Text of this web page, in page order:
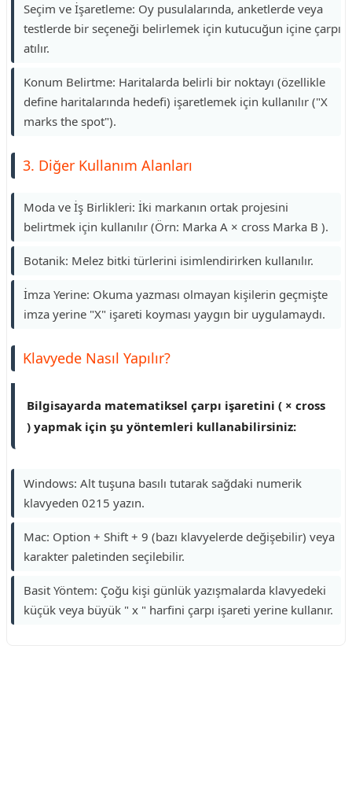
Seçim ve İşaretleme: Oy pusulalarında, anketlerde veya
testlerde bir seçeneği belirlemek için kutucuğun içine çarpı
atılır.
Konum Belirtme: Haritalarda belirli bir noktayı (özellikle
define haritalarında hedefi) işaretlemek için kullanılır ("X
marks the spot").
3. Diğer Kullanım Alanları
Moda ve İş Birlikleri: İki markanın ortak projesini
belirtmek için kullanılır (Örn: Marka A × cross Marka B ).
Botanik: Melez bitki türlerini isimlendirirken kullanılır.
İmza Yerine: Okuma yazması olmayan kişilerin geçmişte
imza yerine "X" işareti koyması yaygın bir uygulamaydı.
Klavyede Nasıl Yapılır?
Bilgisayarda matematiksel çarpı işaretini ( × cross
) yapmak için şu yöntemleri kullanabilirsiniz:
Windows: Alt tuşuna basılı tutarak sağdaki numerik
klavyeden 0215 yazın.
Mac: Option + Shift + 9 (bazı klavyelerde değişebilir) veya
karakter paletinden seçilebilir.
Basit Yöntem: Çoğu kişi günlük yazışmalarda klavyedeki
küçük veya büyük " x " harfini çarpı işareti yerine kullanır.